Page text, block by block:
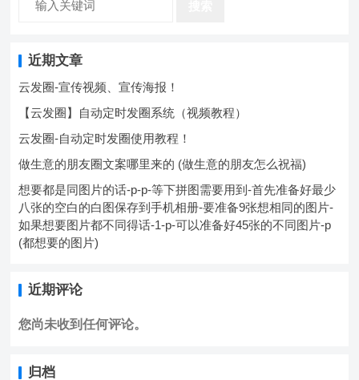
近期文章
云发圈-宣传视频、宣传海报！
【云发圈】自动定时发圈系统（视频教程）
云发圈-自动定时发圈使用教程！
做生意的朋友圈文案哪里来的 (做生意的朋友怎么祝福)
想要都是同图片的话-p-p-等下拼图需要用到-首先准备好最少
八张的空白的白图保存到手机相册-要准备9张想相同的图片-
如果想要图片都不同得话-1-p-可以准备好45张的不同图片-p
(都想要的图片)
近期评论
您尚未收到任何评论。
归档